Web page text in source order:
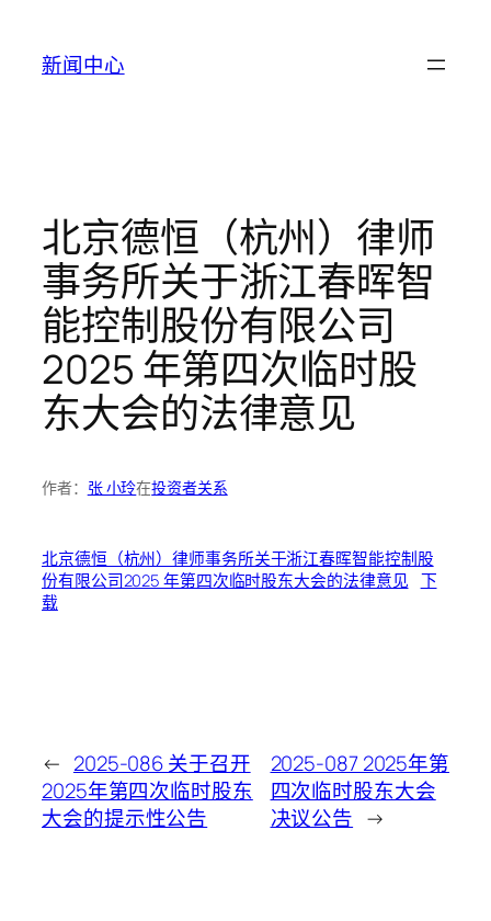
新闻中心
北京德恒（杭州）律师
事务所关于浙江春晖智
能控制股份有限公司
2025 年第四次临时股
东大会的法律意见
作者： 张 小玲在投资者关系
北京德恒（杭州）律师事务所关于浙江春晖智能控制股
份有限公司2025 年第四次临时股东大会的法律意见 下
载
← 2025-086 关于召开
2025年第四次临时股东
大会的提示性公告
2025-087 2025年第
四次临时股东大会
决议公告 →